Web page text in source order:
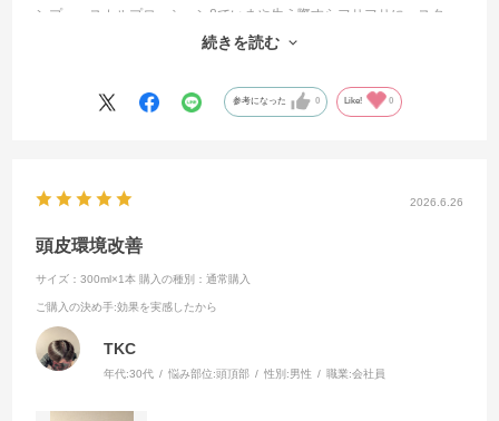
ンプー、スカルプローションβでいまや生え際すらフサフサに。スタッ
フの皆さんはみんな親身になってくれます。キャンペーン中はミニボ
続きを読む
参考になった 0 Like! 0
2026.6.26
頭皮環境改善
サイズ：300ml×1本 購入の種別：通常購入
ご購入の決め手:効果を実感したから
TKC
年代:30代 悩み部位:頭頂部 性別:男性 職業:会社員